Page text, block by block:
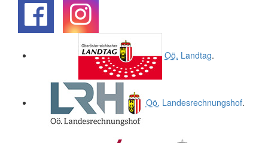
Oö. Landtag.
Oö. Landesrechnungshof.